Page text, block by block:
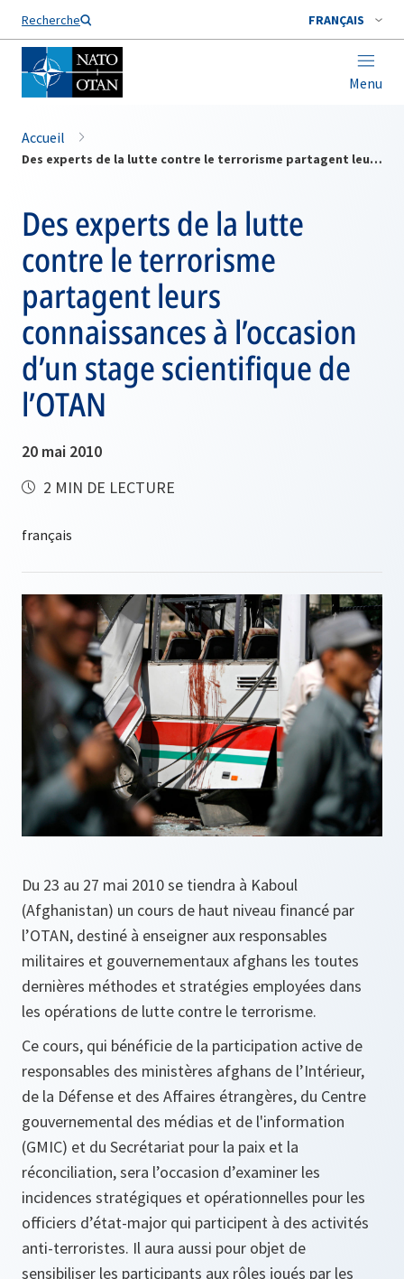
Recherche FRANÇAIS
Menu
Nom de famille*
Accueil
Des experts de la lutte contre le terrorisme partagent leurs connaissances à l’occasion d’un stage scientifique de l’OTAN
Des experts de la lutte
contre le terrorisme
partagent leurs
connaissances à l’occasion
d’un stage scientifique de
l’OTAN
20 mai 2010
2 MIN DE LECTURE
Du 23 au 27 mai 2010 se tiendra à Kaboul
(Afghanistan) un cours de haut niveau financé par
l’OTAN, destiné à enseigner aux responsables
militaires et gouvernementaux afghans les toutes
dernières méthodes et stratégies employées dans
les opérations de lutte contre le terrorisme.
Ce cours, qui bénéficie de la participation active de
responsables des ministères afghans de l’Intérieur,
de la Défense et des Affaires étrangères, du Centre
gouvernemental des médias et de l'information
(GMIC) et du Secrétariat pour la paix et la
réconciliation, sera l’occasion d’examiner les
incidences stratégiques et opérationnelles pour les
officiers d’état-major qui participent à des activités
anti-terroristes. Il aura aussi pour objet de
sensibiliser les participants aux rôles joués par les